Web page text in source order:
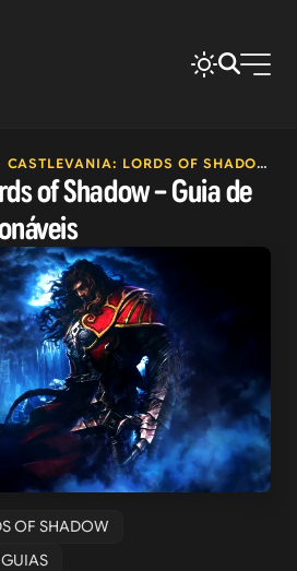
CASTLEVANIA: LORDS OF SHADOW
of Shadow – Guia de
OF SHADOW
GUIAS